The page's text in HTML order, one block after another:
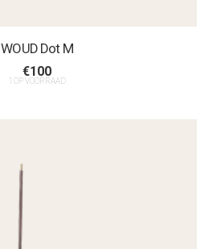
WOUD Dot M
€100
1 OP VOORRAAD